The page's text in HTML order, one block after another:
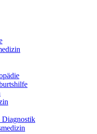
Diagnostik